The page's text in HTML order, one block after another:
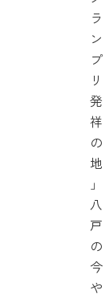
ラ
ン
プ
リ
発
祥
の
地
」
八
戸
の
今
や